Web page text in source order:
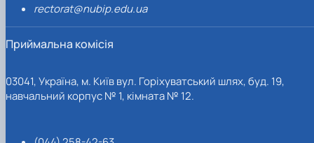
rectorat@nubip.edu.ua
Приймальна комісія
03041, Україна, м. Київ вул. Горіхуватський шлях, буд. 19,
навчальний корпус № 1, кімната № 12.